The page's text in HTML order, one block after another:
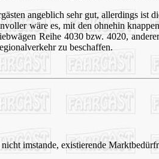
angeblich sehr gut, allerdings ist
wäre es, mit den ohnehin
Reihe 4030 bzw. 4020,
zu beschaffen.
imstande, existierende